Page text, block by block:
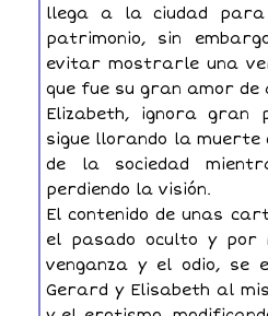
llega a la ciudad
patrimonio, sin
evitar mostrarle una
que fue su gran amor de
Elizabeth, ignora
sigue llorando la
de la sociedad
perdiendo la visión.
El contenido de unas
el pasado oculto y por
venganza y el odio, se
Gerard y Elisabeth al